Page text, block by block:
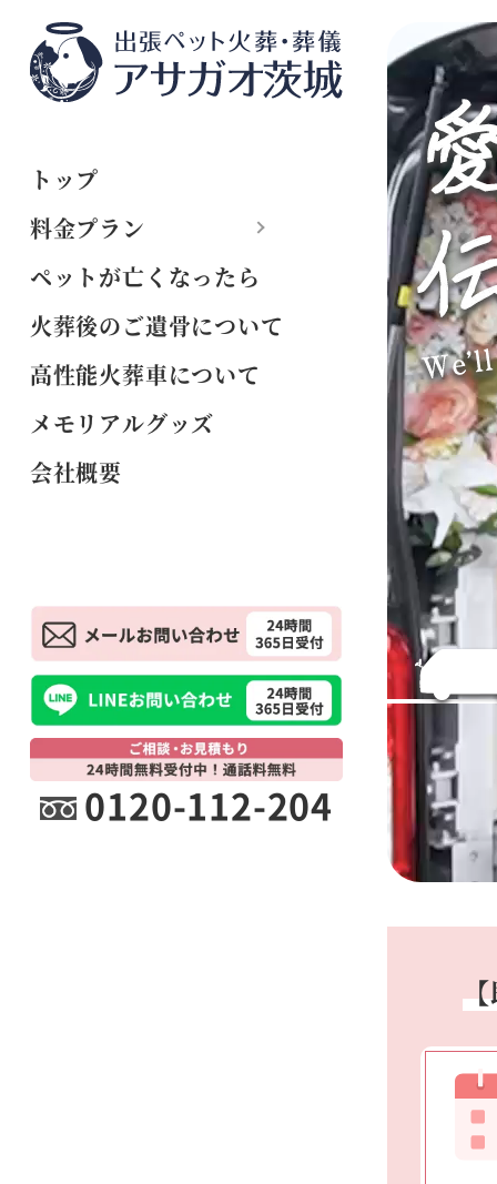
トップ
料金プラン
ペットが亡くなったら
火葬後のご遺骨について
高性能火葬車について
メモリアルグッズ
会社概要
0120-112-204